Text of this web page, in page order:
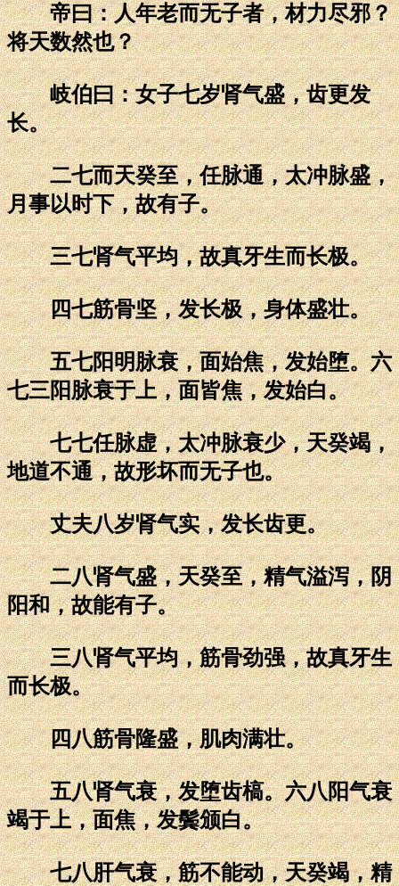
帝曰：人年老而无子者，材力尽邪？
将天数然也？
岐伯曰：女子七岁肾气盛，齿更发
长。
二七而天癸至，任脉通，太冲脉盛，
月事以时下，故有子。
三七肾气平均，故真牙生而长极。
四七筋骨坚，发长极，身体盛壮。
五七阳明脉衰，面始焦，发始堕。六
七三阳脉衰于上，面皆焦，发始白。
七七任脉虚，太冲脉衰少，天癸竭，
地道不通，故形坏而无子也。
丈夫八岁肾气实，发长齿更。
二八肾气盛，天癸至，精气溢泻，阴
阳和，故能有子。
三八肾气平均，筋骨劲强，故真牙生
而长极。
四八筋骨隆盛，肌肉满壮。
五八肾气衰，发堕齿槁。六八阳气衰
竭于上，面焦，发鬓颁白。
七八肝气衰，筋不能动，天癸竭，精